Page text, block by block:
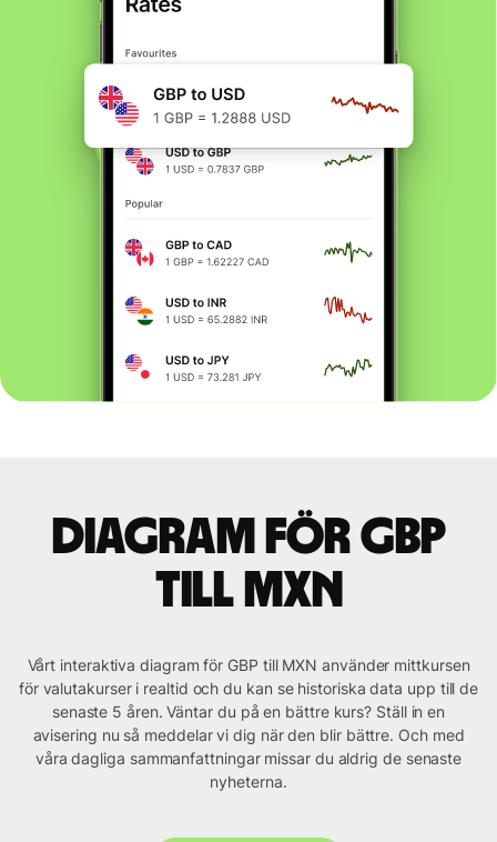
Diagram för GBP
till MXN
Vårt interaktiva diagram för GBP till MXN använder mittkursen
för valutakurser i realtid och du kan se historiska data upp till de
senaste 5 åren. Väntar du på en bättre kurs? Ställ in en
avisering nu så meddelar vi dig när den blir bättre. Och med
våra dagliga sammanfattningar missar du aldrig de senaste
nyheterna.